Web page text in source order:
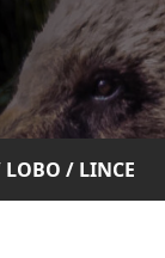
LOBO / LINCE